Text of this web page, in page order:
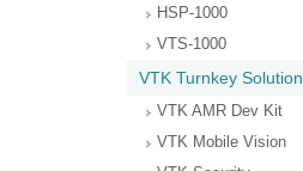
HSP-1000
VTS-1000
VTK Turnkey Solution
VTK AMR Dev Kit
VTK Mobile Vision